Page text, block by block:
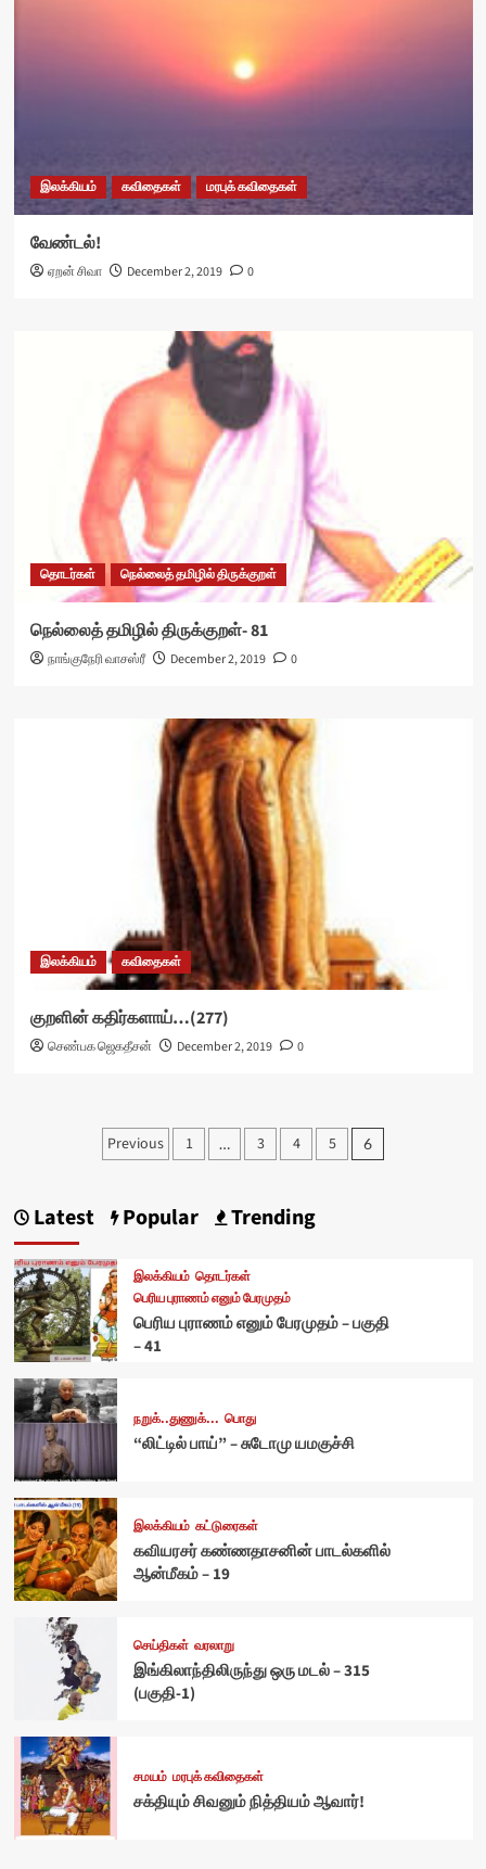
இலக்கியம் கவிதைகள் மரபுக் கவிதைகள்
வேண்டல்!
ஏறன் சிவா December 2, 2019 0
தொடர்கள் நெல்லைத் தமிழில் திருக்குறள்
நெல்லைத் தமிழில் திருக்குறள்- 81
நாங்குநேரி வாசஸ்ரீ December 2, 2019 0
இலக்கியம் கவிதைகள்
குறளின் கதிர்களாய்…(277)
செண்பக ஜெகதீசன் December 2, 2019 0
Posts
Previous 1 … 3 4 5 6
Latest Popular Trending
இலக்கியம் தொடர்கள்
பெரிய புராணம் எனும் பேரமுதம்
பெரிய புராணம் எனும் பேரமுதம் – பகுதி
– 41
நறுக்..துணுக்... பொது
“லிட்டில் பாய்” – சுடோமு யமகுச்சி
இலக்கியம் கட்டுரைகள்
கவியரசர் கண்ணதாசனின் பாடல்களில்
ஆன்மீகம் – 19
செய்திகள் வரலாறு
இங்கிலாந்திலிருந்து ஒரு மடல் – 315
(பகுதி-1)
சமயம் மரபுக் கவிதைகள்
சக்தியும் சிவனும் நித்தியம் ஆவார்!